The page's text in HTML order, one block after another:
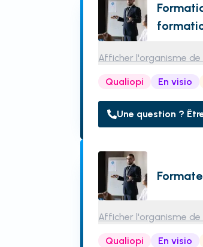
Afficher l'organisme
Qualiopi En visio
Une question ?
Afficher l'organisme
Qualiopi En visio